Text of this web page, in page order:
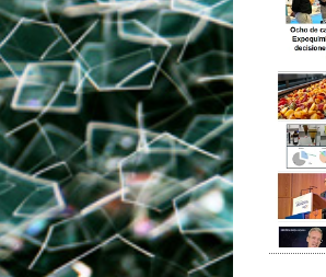
30/07/2026